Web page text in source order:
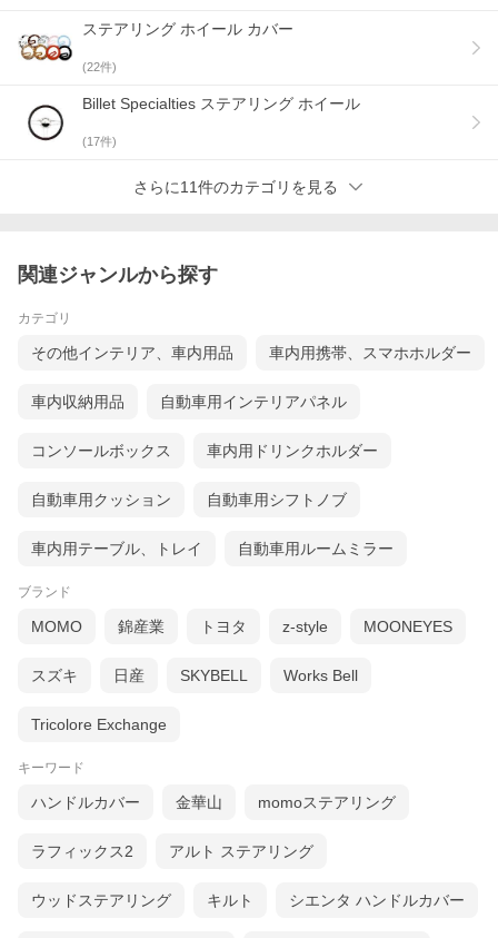
ステアリング ホイール カバー
(22件)
Billet Specialties ステアリング ホイール
(17件)
さらに11件のカテゴリを見る
関連ジャンルから探す
カテゴリ
その他インテリア、車内用品 車内用携帯、スマホホルダー
車内収納用品 自動車用インテリアパネル
コンソールボックス 車内用ドリンクホルダー
自動車用クッション 自動車用シフトノブ
車内用テーブル、トレイ 自動車用ルームミラー
ブランド
MOMO 錦産業 トヨタ z-style MOONEYES
スズキ 日産 SKYBELL Works Bell
Tricolore Exchange
キーワード
ハンドルカバー 金華山 momoステアリング
ラフィックス2 アルト ステアリング
ウッドステアリング キルト シエンタ ハンドルカバー